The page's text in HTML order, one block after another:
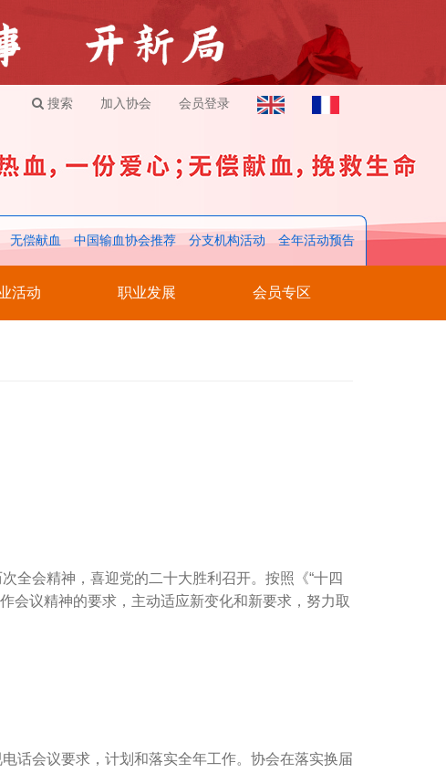
搜索 加入协会 会员登录
无偿献血 中国输血协会推荐 分支机构活动 全年活动预告
活动 职业发展 会员专区
会精神，喜迎党的二十大胜利召开。按照《“十四
会议精神的要求，主动适应新变化和新要求，努力取
会议要求，计划和落实全年工作。协会在落实换届